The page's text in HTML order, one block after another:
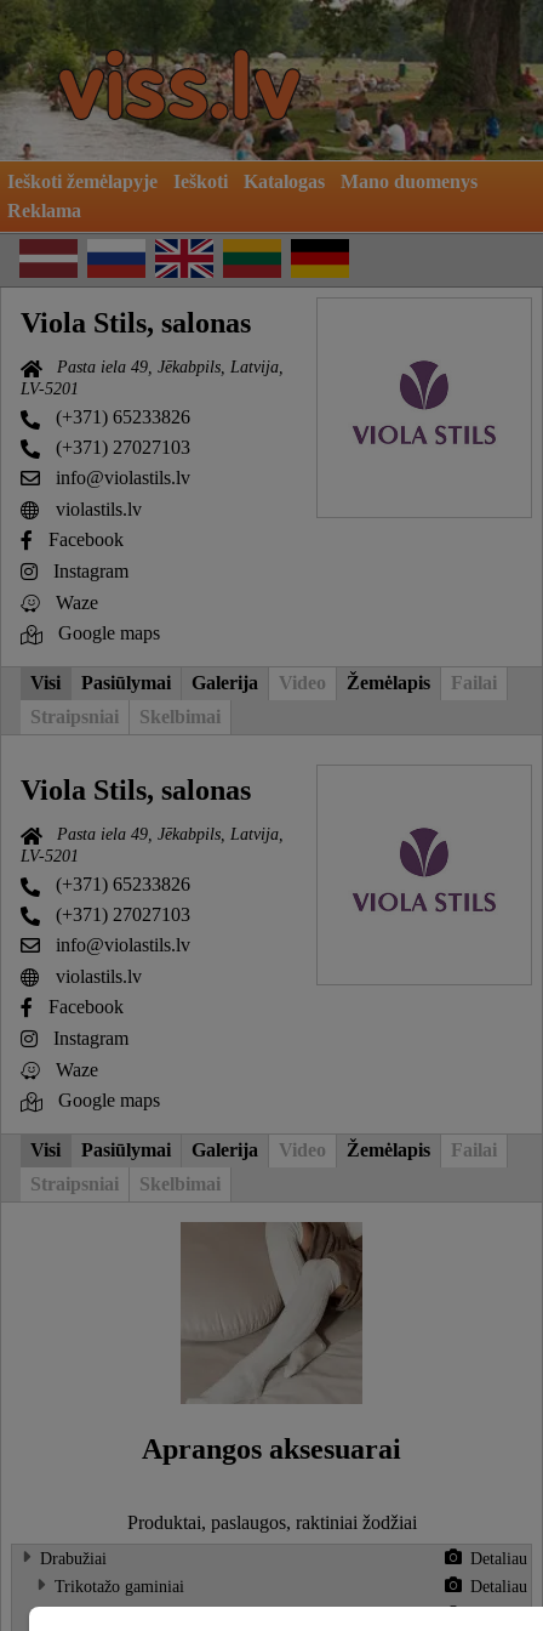
Ieškoti žemėlapyje Ieškoti Katalogas
Mano duomenys
Reklama
Viola Stils, salonas
Pasta iela 49, Jēkabpils, Latvija,
LV-5201
(+371) 65233826
(+371) 27027103
info@violastils.lv
violastils.lv
Facebook
Instagram
Waze
Google maps
Visi Pasiūlymai Galerija Video Žemėlapis
Failai
Straipsniai
Skelbimai
Viola Stils, salonas
Pasta iela 49, Jēkabpils, Latvija,
LV-5201
(+371) 65233826
(+371) 27027103
info@violastils.lv
violastils.lv
Facebook
Instagram
Waze
Google maps
Visi Pasiūlymai Galerija Video Žemėlapis
Failai
Straipsniai
Skelbimai
Aprangos aksesuarai
Produktai, paslaugos, raktiniai žodžiai
Drabužiai
Detaliau
Trikotažo gaminiai
Detaliau